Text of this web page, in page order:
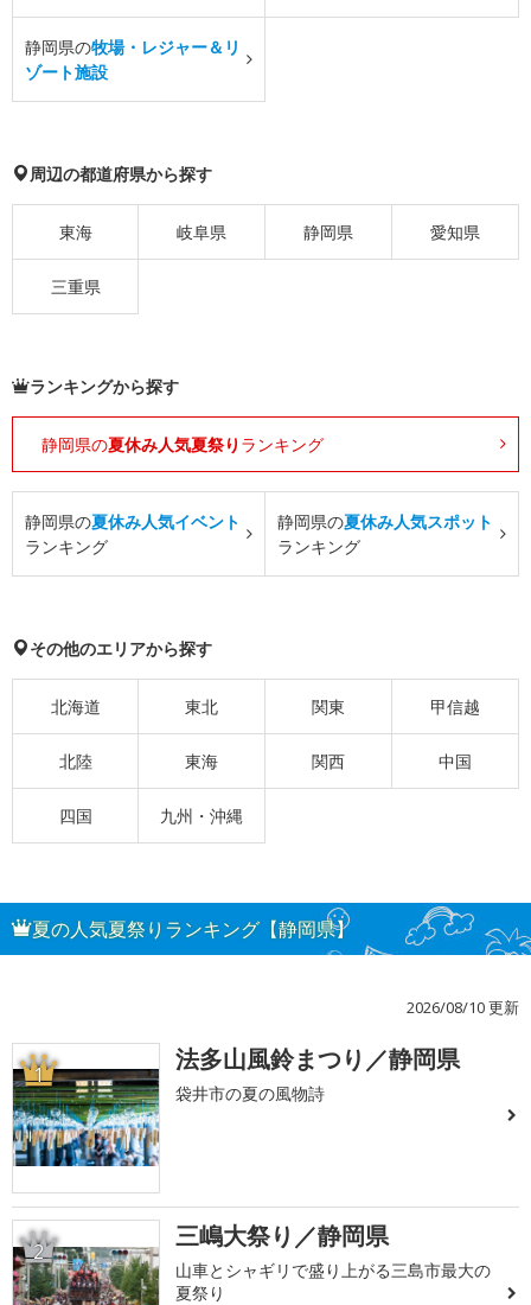
静岡県の牧場・レジャー＆リ
ゾート施設
周辺の都道府県から探す
東海 岐阜県 静岡県 愛知県
三重県
ランキングから探す
静岡県の夏休み人気夏祭り ランキング
静岡県の夏休み人気イベント
ランキング
静岡県の夏休み人気スポット
ランキング
その他のエリアから探す
北海道 東北 関東 甲信越
北陸 東海 関西 中国
四国 九州・沖縄
夏の人気夏祭りランキング【静岡県】
2026/08/10 更新
1 法多山風鈴まつり／静岡県
袋井市の夏の風物詩
2 三嶋大祭り／静岡県
山車とシャギリで盛り上がる三島市最大の
夏祭り